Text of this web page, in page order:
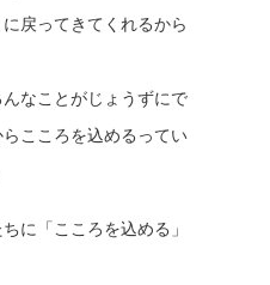
戻ってきてくれるから
なことがじょうずにで
こころを込めるってい
に「こころを込める」